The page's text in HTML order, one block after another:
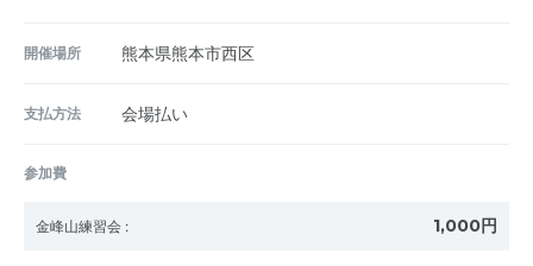
開催場所 熊本県熊本市西区
支払方法 会場払い
参加費
金峰山練習会 : 1,000円